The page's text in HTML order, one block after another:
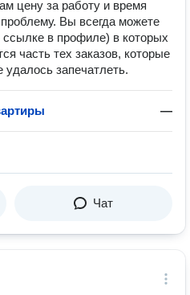
цену за работу и время
Вы всегда можете
в профиле) в которых
часть тех заказов, которые
запечатлеть.
—
Чат